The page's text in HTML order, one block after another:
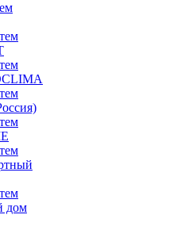
дом